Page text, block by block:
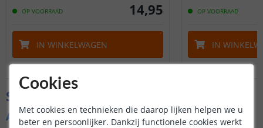
OP VOORRAAD 14,95
IN WINKELWAGEN
OP VOORRAAD
IN
Specificaties
Algemene kenmerken
Cookies
Met cookies en technieken die daarop lijken helpen we u
beter en persoonlijker. Dankzij functionele cookies werkt